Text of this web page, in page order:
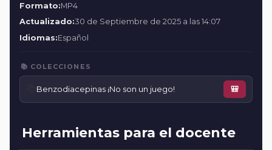
Formato:MP4
Actualizado:30 de Septiembre de 2025 a las 14:07
Idiomas:Español
📚 COLECCIONES
Benzodiacepinas ¡No son un juego! 🎒
Herramientas para el docente